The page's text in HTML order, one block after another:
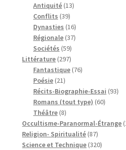
produits
Antiquité 1313
Conflits 3939
produits
Dynasties 1616
produits
Régionale 3737
Sociétés 5959
produits
Littérature 297297
produits
Fantastique 7676
Poésie 2121
produits
Récits-Biographie-Essai 9393
Romans (tout type) 6060
Théâtre 88
produits
Occultisme-Paranormal-Étrange
Religion- Spiritualité 8787
produits
Science et Technique 320320